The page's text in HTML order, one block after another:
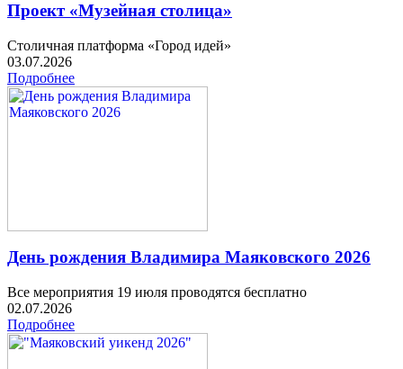
Проект «Музейная столица»
Столичная платформа «Город идей»
03.07.2026
Подробнее
День рождения Владимира Маяковского 2026
Все мероприятия 19 июля проводятся бесплатно
02.07.2026
Подробнее